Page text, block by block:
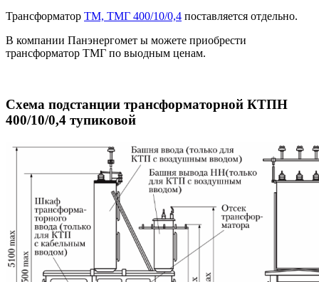
Трансформатор ТМ, ТМГ 400/10/0,4 поставляется отдельно.
В компании Панэнергомет ы можете приобрести
трансформатор ТМГ по выодным ценам.
Схема подстанции трансформаторной КТПН
400/10/0,4 тупиковой